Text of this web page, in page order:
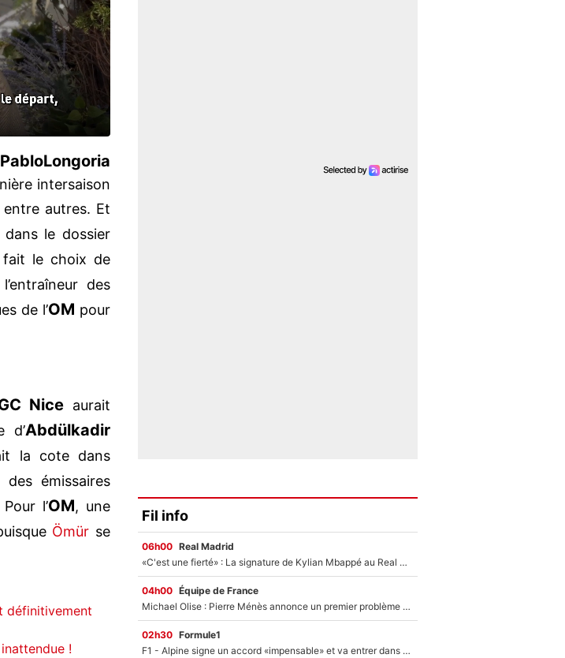
PabloLongoria
intersaison
entre autres. Et
le dossier
fait le choix de
des
de l’OM pour
Nice aurait
d’Abdülkadir
la cote dans
émissaires
l’OM, une
Ömür se
définitivement
!
Fil info
06h00 Real Madrid
«C'est une fierté» : La signature de Kylian Mbappé au Real Madrid continue de régaler l'Espagne
04h00 Équipe de France
Michael Olise : Pierre Ménès annonce un premier problème pour Zinedine Zidane en équipe de France
02h30 Formule1
F1 - Alpine signe un accord «impensable» et va entrer dans une nouvelle dimension : Grande nouvelle pour Pierre Gasly !